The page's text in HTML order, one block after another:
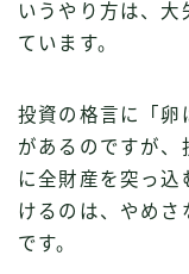
いうやり方は、大
ています。
投資の格言に「卵
があるのですが、
に全財産を突っ
けるのは、やめさ
です。